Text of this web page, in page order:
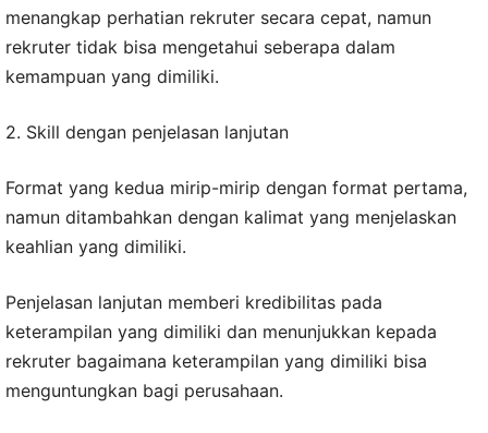
menangkap perhatian rekruter secara cepat, namun
rekruter tidak bisa mengetahui seberapa dalam
kemampuan yang dimiliki.
2. Skill dengan penjelasan lanjutan
Format yang kedua mirip-mirip dengan format pertama,
namun ditambahkan dengan kalimat yang menjelaskan
keahlian yang dimiliki.
Penjelasan lanjutan memberi kredibilitas pada
keterampilan yang dimiliki dan menunjukkan kepada
rekruter bagaimana keterampilan yang dimiliki bisa
menguntungkan bagi perusahaan.